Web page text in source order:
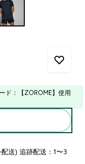
ド：【ZOROME】使用
送) 追跡配送：1〜3